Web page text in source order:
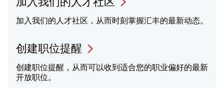
加入我们的人才社区，从而时刻掌握汇丰的最新动态。
创建职位提醒
创建职位提醒，从而可以收到适合您的职业偏好的最新
开放职位。